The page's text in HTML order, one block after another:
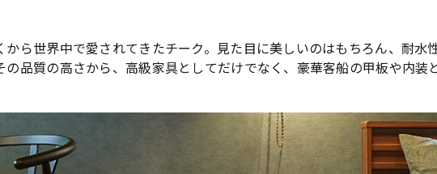
ら世界中で愛されてきたチーク。見た目に美しいのはもちろん、耐水
品質の高さから、高級家具としてだけでなく、豪華客船の甲板や内装